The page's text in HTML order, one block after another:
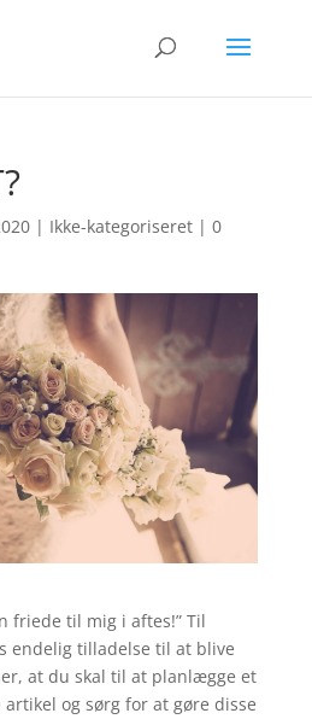
| Ikke-kategoriseret| 0
friede til mig i aftes!” Til
endelig tilladelse til at blive
at du skal til at planlægge et
og sørg for at gøre disse